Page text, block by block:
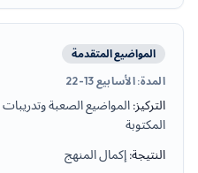
المواضيع المتقدمة
المدة:الأسابيع 13-22
التركيز: المواضيع الصعبة وتدريبات
المكتوبة
النتيجة: إكمال المنهج